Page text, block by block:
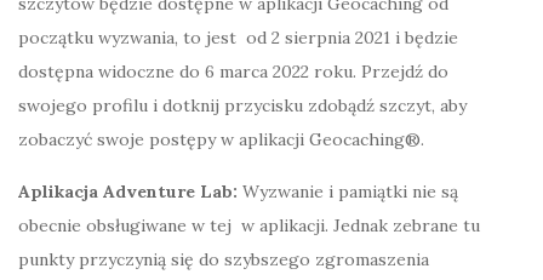
początku wyzwania, to jest od 2 sierpnia 2021 i będzie
dostępna widoczne do 6 marca 2022 roku. Przejdź do
swojego profilu i dotknij przycisku zdobądź szczyt, aby
zobaczyć swoje postępy w aplikacji Geocaching®.
Aplikacja Adventure Lab: Wyzwanie i pamiątki nie są
obecnie obsługiwane w tej w aplikacji. Jednak zebrane tu
punkty przyczynią się do szybszego zgromaszenia